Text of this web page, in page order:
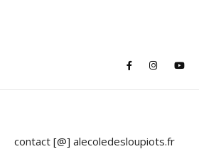
contact [@] alecoledesloupiots.fr